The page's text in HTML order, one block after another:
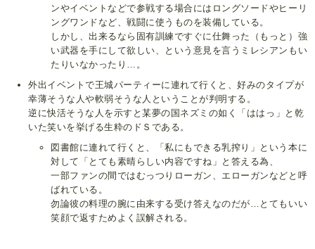
ンやイベントなどで参戦する場合にはロングソードやヒーリ
ングワンドなど、戦闘に使うものを装備している。
しかし、出来るなら固有訓練ですぐに仕舞った（もっと）強
い武器を手にして欲しい、という意見を言うミレシアンもい
たりいなかったり…。
外出イベントで王城パーティーに連れて行くと、好みのタイプが
幸薄そうな人や軟弱そうな人ということが判明する。
逆に快活そうな人を示すと某夢の国ネズミの如く「ははっ」と乾
いた笑いを挙げる生粋のドＳである。
図書館に連れて行くと、「私にもできる乳搾り」という本に
対して「とても素晴らしい内容ですね」と答える為、
一部ファンの間ではむっつりローガン、エローガンなどと呼
ばれている。
勿論彼の料理の腕に由来する受け答えなのだが…とてもいい
笑顔で返すためよく誤解される。